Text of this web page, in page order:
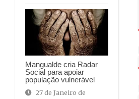
Mangualde cria Radar
Social para apoiar
população vulnerável
27 de Janeiro de